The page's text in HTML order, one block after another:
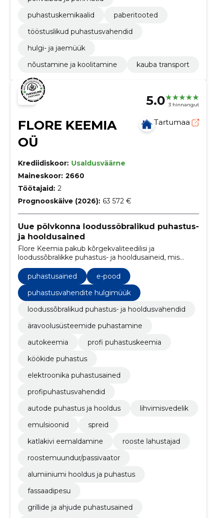
puhastuskemikaalid
paberitooted
tööstuslikud puhastusvahendid
hulgi- ja jaemüük
nõustamine ja koolitamine
kauba transport
5.0 3 hinnangut
FLORE KEEMIA
OÜ
Tartumaa
Krediidiskoor: Usaldusväärne
Maineskoor: 2660
Töötajaid: 2
Prognooskäive (2026): 63 572 €
Uue põlvkonna loodussõbralikud puhastus-
ja hooldusained
Flore Keemia pakub kõrgekvaliteedilisi ja
loodussõbralikke puhastus- ja hooldusaineid, mis
võimaldavad teil oma kodu tõhusalt ja ohutult
puhastada.
puhastusained
e-pood
puhastusvahendite hulgimüük
loodussõbralikud puhastus- ja hooldusvahendid
äravoolusüsteemide puhastamine
autokeemia
profi puhastuskeemia
köökide puhastus
elektroonika puhastusained
profipuhastusvahendid
autode puhastus ja hooldus
lihvimisvedelik
emulsioonid
spreid
katlakivi eemaldamine
rooste lahustajad
roostemuundur/passivaator
alumiiniumi hooldus ja puhastus
fassaadipesu
grillide ja ahjude puhastusained